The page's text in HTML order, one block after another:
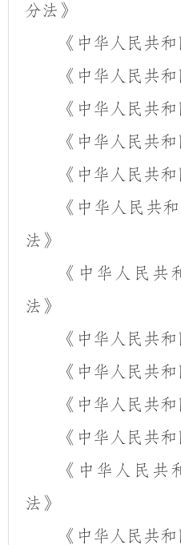
分法》
《中华人民共和
《中华人民共
《中华人民共
《中华人民共
《中华人民共和
《中华人民共
法》
《中华人民共
法》
《中华人民共
《中华人民共
《中华人民共和
《中华人民共和
《中华人民共
法》
《中华人民共和